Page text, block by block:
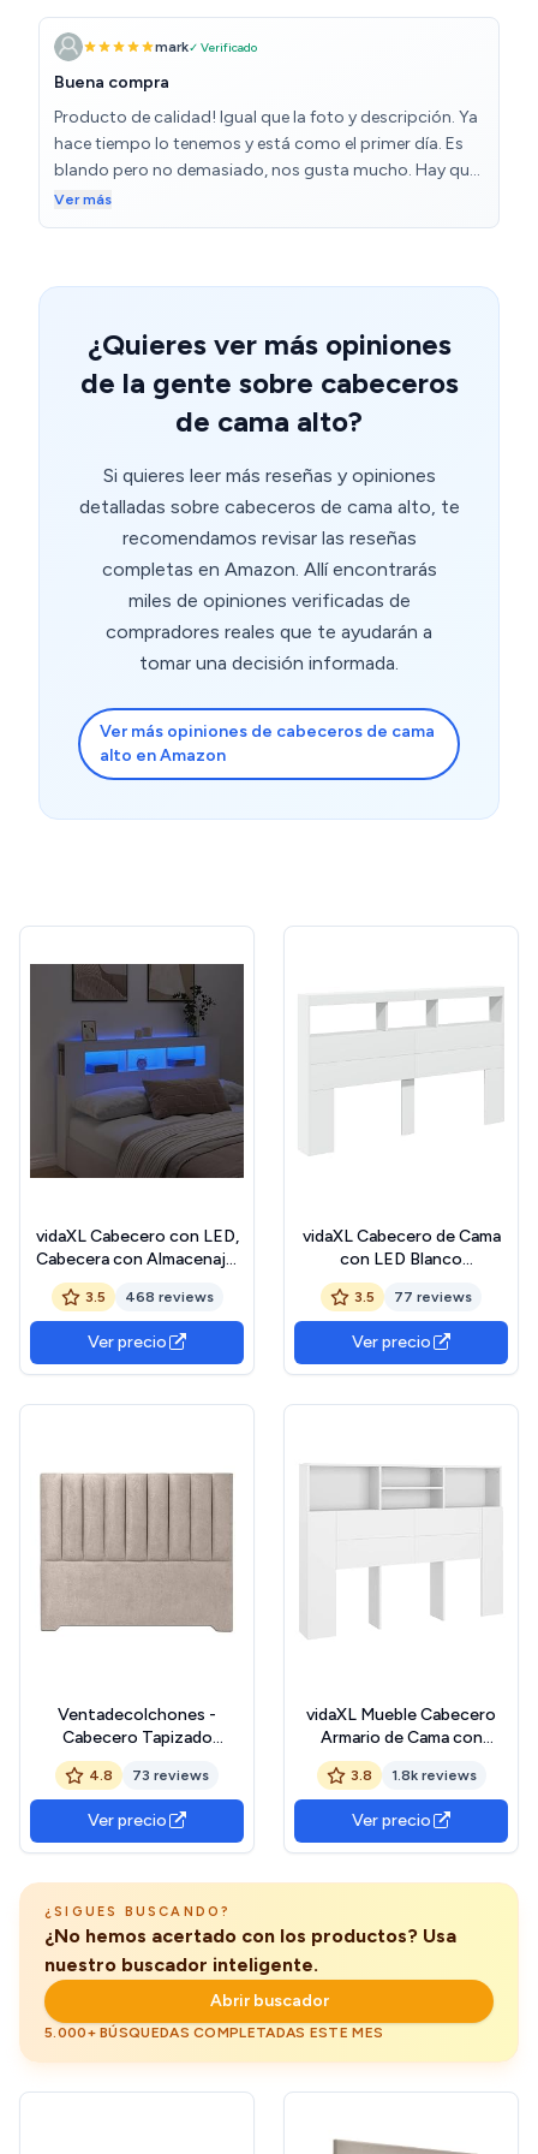
mark✓ Verificado
Buena compra
Producto de calidad! Igual que la foto y descripción. Ya
hace tiempo lo tenemos y está como el primer día. Es
blando pero no demasiado, nos gusta mucho. Hay que
tener en cuenta que como es de calidad también pesa,
harían falta 2 personas para subirlo por unas escaleras.
Ver más
¿Quieres ver más opiniones
de la gente sobre cabeceros
de cama alto?
Si quieres leer más reseñas y opiniones
detalladas sobre cabeceros de cama alto, te
recomendamos revisar las reseñas
completas en Amazon. Allí encontrarás
miles de opiniones verificadas de
compradores reales que te ayudarán a
tomar una decisión informada.
Ver más opiniones de cabeceros de cama
alto en Amazon
vidaXL Cabecero con LED,
Cabecera con Almacenaje,
Cabezal de Cama, Cabecero
para Dormitorio, Madera de
Ingeniería Blanco
160x18,5x103,5 cm
3.5 468 reviews
Ver precio
vidaXL Cabecero de Cama
con LED Blanco
160x17x102 cm
3.5 77 reviews
Ver precio
Ventadecolchones -
Cabecero Tapizado
Acolchado de Dormitorio
Franjas Verticales Largo en
Tela Antimanchas Crudo y
Medida 151 x 125 cm para
Camas de 135 ó 150
4.8 73 reviews
Ver precio
vidaXL Mueble Cabecero
Armario de Cama con
Almacenaje Pared
Dormitorio Estantería
Habitación Libros
Decoraciones Blanco
140x19x103,5 cm
3.8 1.8k reviews
Ver precio
¿SIGUES BUSCANDO?
¿No hemos acertado con los productos? Usa
nuestro buscador inteligente.
Abrir buscador
5.000+ BÚSQUEDAS COMPLETADAS ESTE MES